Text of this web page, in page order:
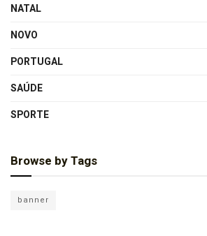
NATAL
NOVO
PORTUGAL
SAÚDE
SPORTE
Browse by Tags
banner